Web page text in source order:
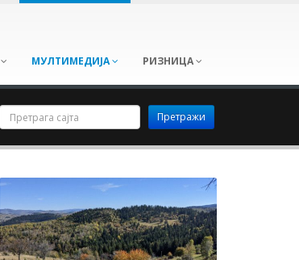
МУЛТИМЕДИЈА РИЗНИЦА